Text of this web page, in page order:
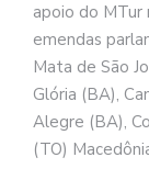
apoio do MTur
emendas
Mata de São
Glória (BA),
Alegre (BA),
(TO)